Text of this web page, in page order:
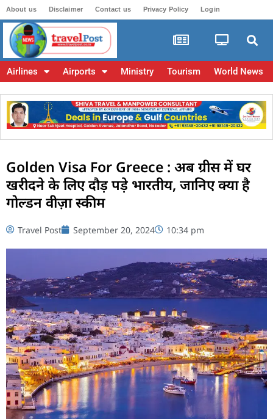
About us Disclaimer Contact us Privacy Policy Login
Airlines Airports Ministry Tourism World News
Golden Visa For Greece : अब ग्रीस में घर
खरीदने के लिए दौड़ पड़े भारतीय, जानिए क्या है
गोल्डन वीज़ा स्कीम
Travel Post September 20, 2024 10:34 pm